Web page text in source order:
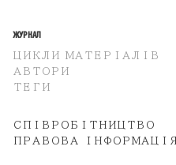
ЖУРНАЛ
ЦИКЛИ МАТЕРІАЛІВ
АВТОРИ
ТЕГИ
СПІВРОБІТНИЦТВО
ПРАВОВА ІНФОРМАЦІЯ